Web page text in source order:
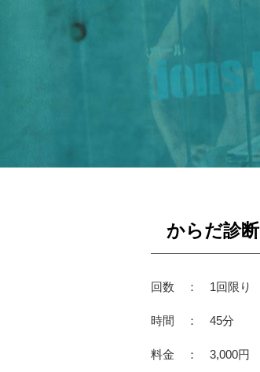
からだ診断
回数 ： 1回限り
時間 ： 45分
料金 ： 3,000円